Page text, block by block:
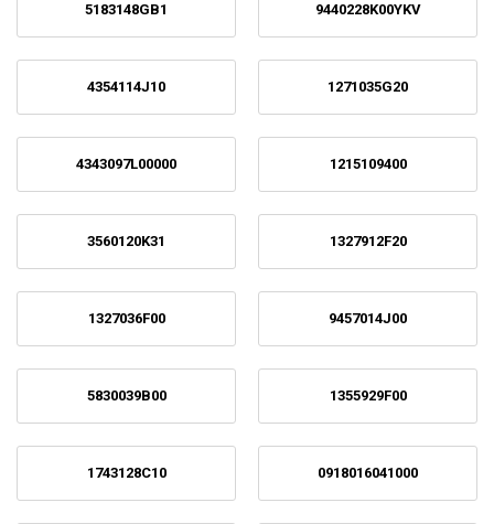
5183148GB1 9440228K00YKV
4354114J10 1271035G20
4343097L00000 1215109400
3560120K31 1327912F20
1327036F00 9457014J00
5830039B00 1355929F00
1743128C10 0918016041000